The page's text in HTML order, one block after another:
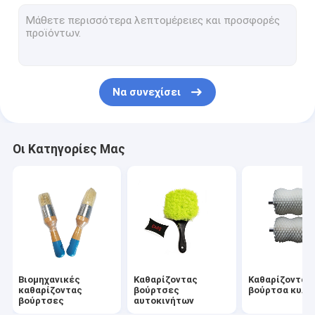
Νάυλον βούρτσα λουρίδων
Ηλεκτρική καθαρίζοντας βούρτσα τρυπανιών
Βούρτσες καλωδίων ανοξείδωτου
Μακριά καθαρίζοντας βούρτσα σωλήνων
Να συνεχίσει
Οι Κατηγορίες Μας
Βιομηχανικές
καθαρίζοντας
βούρτσες
Καθαρίζοντας
βούρτσες
αυτοκινήτων
Καθαρίζοντας
βούρτσα